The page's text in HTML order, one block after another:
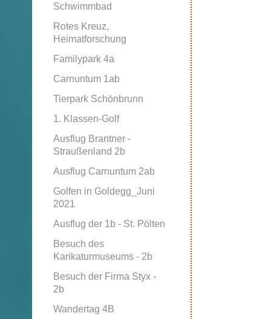
Schwimmbad
Rotes Kreuz,
Heimatforschung
Familypark 4a
Carnuntum 1ab
Tierpark Schönbrunn
1. Klassen-Golf
Ausflug Brantner -
Straußenland 2b
Ausflug Carnuntum 2ab
Golfen in Goldegg_Juni
2021
Ausflug der 1b - St. Pölten
Besuch des
Karikaturmuseums - 2b
Besuch der Firma Styx -
2b
Wandertag 4B